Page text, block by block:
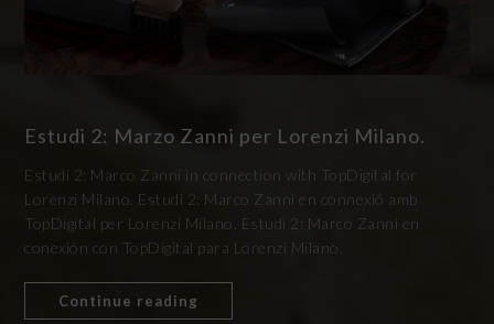
Estudi 2: Marzo Zanni per Lorenzi Milano.
Estudi 2: Marco Zanni in connection with TopDigital for
Lorenzi Milano. Estudi 2: Marco Zanni en connexió amb
TopDigital per Lorenzi Milano. Estudi 2: Marco Zanni en
conexión con TopDigital para Lorenzi Milano.
Continue reading